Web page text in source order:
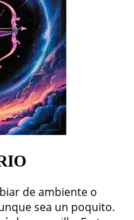
de ambiente o
sea un poquito.